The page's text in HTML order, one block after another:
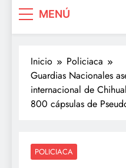
MENÚ
Inicio
Policiaca
Guardias Nacionales
internacional de
800 cápsulas de
POLICIACA